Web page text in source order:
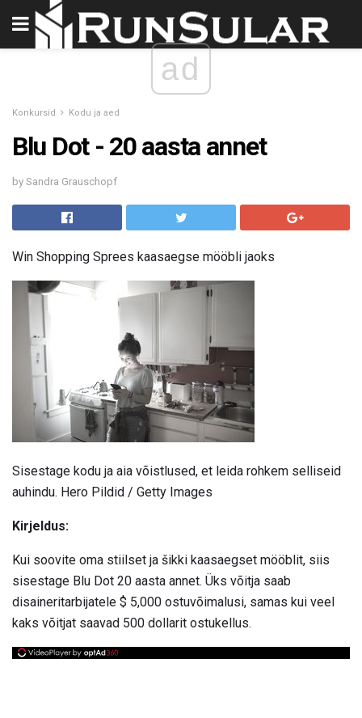
ad
Konkursid Kodu ja aed
Blu Dot - 20 aasta annet
by Sandra Grauschopf
Win Shopping Sprees kaasaegse mööbli jaoks
Sisestage kodu ja aia võistlused, et leida rohkem selliseid
auhindu. Hero Pildid / Getty Images
Kirjeldus:
Kui soovite oma stiilset ja šikki kaasaegset mööblit, siis
sisestage Blu Dot 20 aasta annet. Üks võitja saab
disaineritarbijatele $ 5,000 ostuvõimalusi, samas kui veel
kaks võitjat saavad 500 dollarit ostukellus.